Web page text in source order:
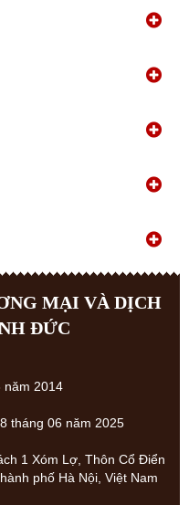
MẠI VÀ DỊCH
ĐỨC
năm 2014
tháng 06 năm 2025
1 Xóm Lợ, Thôn Cổ Điển
phố Hà Nội, Việt Nam